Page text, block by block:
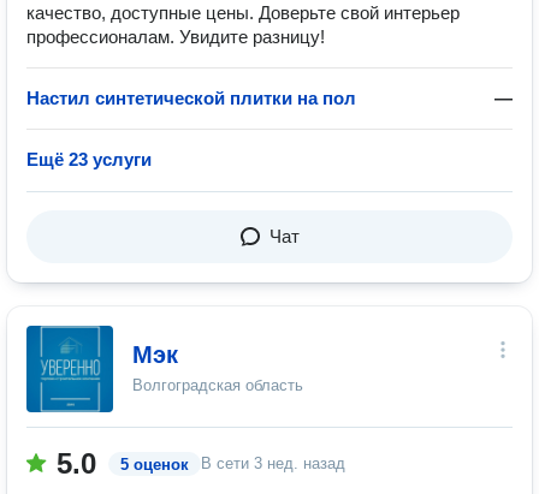
качество, доступные цены. Доверьте свой интерьер
профессионалам. Увидите разницу!
Настил синтетической плитки на пол —
Ещё 23 услуги
Чат
Мэк
Волгоградская область
5.0 5 оценок В сети 3 нед. назад